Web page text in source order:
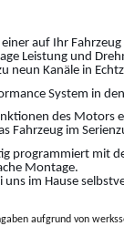
auf Ihr
Leistung und
neun Kanäle in
System in
des Motors
Fahrzeug im
programmiert mit
Montage.
im Hause
aufgrund von